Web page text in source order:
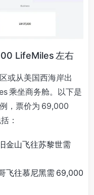
LifeMiles 左右
或从美国西海岸出
乘坐商务舱。以下是
，票价为 69,000
：
金山飞往苏黎世需
飞往慕尼黑需 69,000